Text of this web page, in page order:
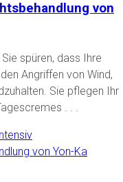
von
spüren, dass Ihre
Angriffen von Wind,
Sie pflegen Ihr
. . .
von Yon-Ka